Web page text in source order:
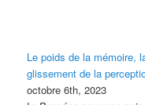
Le poids de la mémoire,
glissement de la
octobre 6th, 2023